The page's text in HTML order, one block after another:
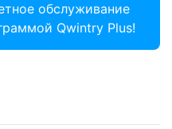
обслуживание
Qwintry Plus!